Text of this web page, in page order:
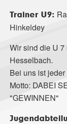
Trainer U9:
Hinkeldey
Wir sind die U
Hesselbach.
Bei uns ist
Motto: DABEI
"GEWINNEN"